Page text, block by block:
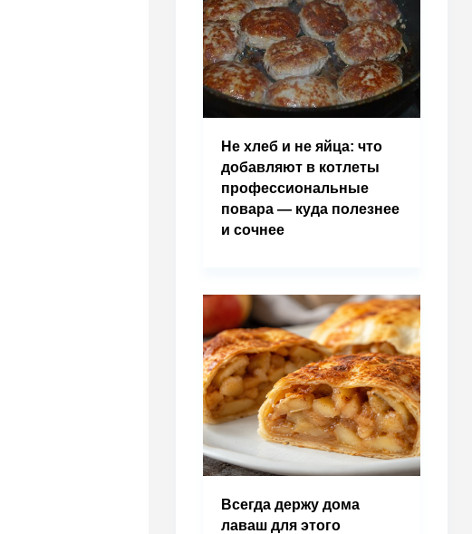
Не хлеб и не яйца: что
добавляют в котлеты
профессиональные
повара — куда полезнее
и сочнее
Всегда держу дома
лаваш для этого